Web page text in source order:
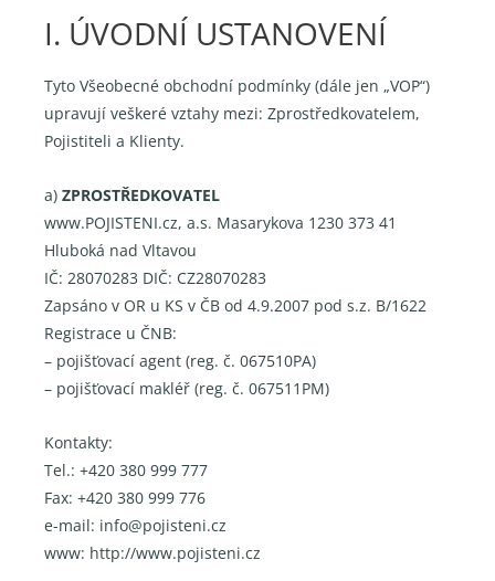
I. ÚVODNÍ USTANOVENÍ
Tyto Všeobecné obchodní podmínky (dále jen „VOP“)
upravují veškeré vztahy mezi: Zprostředkovatelem,
Pojistiteli a Klienty.
a) ZPROSTŘEDKOVATEL
www.POJISTENI.cz, a.s. Masarykova 1230 373 41
Hluboká nad Vltavou
IČ: 28070283 DIČ: CZ28070283
Zapsáno v OR u KS v ČB od 4.9.2007 pod s.z. B/1622
Registrace u ČNB:
– pojišťovací agent (reg. č. 067510PA)
– pojišťovací makléř (reg. č. 067511PM)
Kontakty:
Tel.: +420 380 999 777
Fax: +420 380 999 776
e-mail: info@pojisteni.cz
www: http://www.pojisteni.cz